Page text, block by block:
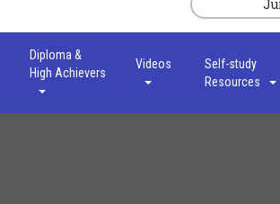
Diploma &
High Achievers
Videos
Self-study
Resources